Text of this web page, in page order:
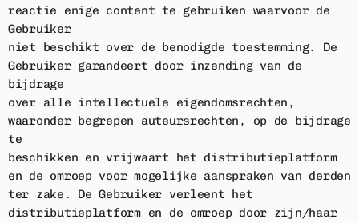
reactie enige content te gebruiken waarvoor de
Gebruiker
niet beschikt over de benodigde toestemming. De
Gebruiker garandeert door inzending van de
bijdrage
over alle intellectuele eigendomsrechten,
waaronder begrepen auteursrechten, op de bijdrage
te
beschikken en vrijwaart het distributieplatform
en de omroep voor mogelijke aanspraken van derden
ter zake. De Gebruiker verleent het
distributieplatform en de omroep door zijn/haar